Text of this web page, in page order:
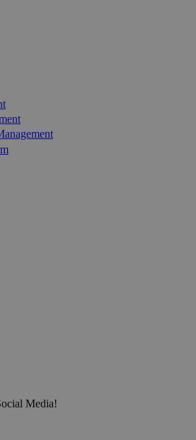
Media!